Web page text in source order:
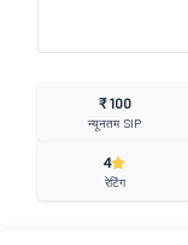
₹ 100
न्यूनतम SIP
4
रेटिंग